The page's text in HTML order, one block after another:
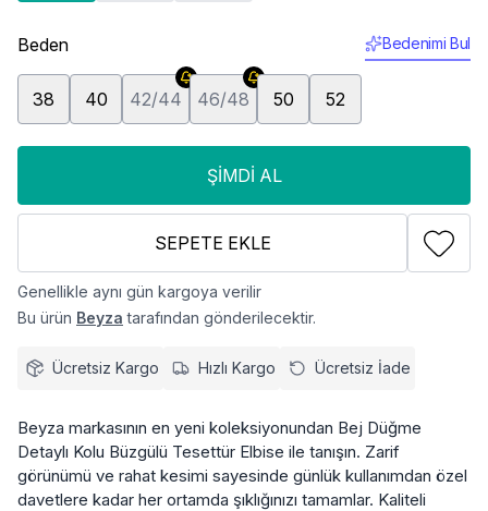
Beden Bedenimi Bul
38 40 42/44 46/48 50 52
ŞIMDI AL
SEPETE EKLE
Genellikle aynı gün kargoya verilir
Bu ürün Beyza tarafından gönderilecektir.
Ücretsiz Kargo Hızlı Kargo Ücretsiz İade
Beyza markasının en yeni koleksiyonundan Bej Düğme
Detaylı Kolu Büzgülü Tesettür Elbise ile tanışın. Zarif
görünümü ve rahat kesimi sayesinde günlük kullanımdan özel
davetlere kadar her ortamda şıklığınızı tamamlar. Kaliteli